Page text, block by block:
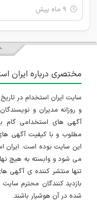
مختصری درباره ایران
و روزانه مدیران و
آگهی های استخدامی گام
مطلوب و با کیفیت آگهی
این سایت بوده است.
می شود و وابسته به هیچ
تنها منتشر کننده ی آگهی
بازدید کنندگان محترم
شده در آن هوشیار باشند.